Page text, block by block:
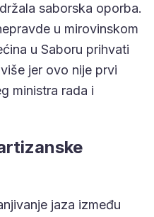
saborska oporba.
u mirovinskom
u Saboru prihvati
jer ovo nije prvi
ministra rada i
jaza između